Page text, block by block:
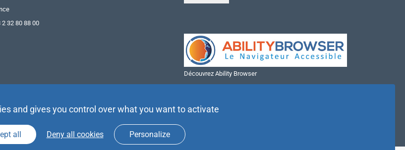
2 32 80 88 00
Découvrez Ability Browser
and gives you control over what you want to activate
all Deny all cookies Personalize